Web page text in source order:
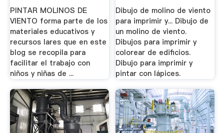
PINTAR MOLINOS DE
VIENTO forma parte de los
materiales educativos y
recursos lares que en este
blog se recopila para
facilitar el trabajo con
niños y niñas de ...
Dibujo de molino de viento
para imprimir y... Dibujo de
un molino de viento.
Dibujos para imprimir y
colorear de edificios.
Dibujo para imprimir y
pintar con lápices.